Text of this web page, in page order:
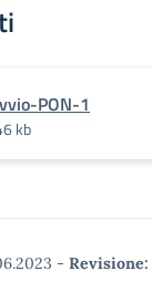
PON-1
kb
- Revisione: